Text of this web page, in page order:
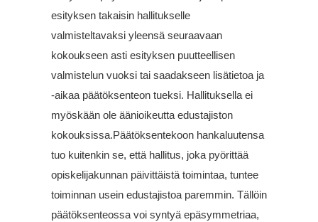
esityksen takaisin hallitukselle
valmisteltavaksi yleensä seuraavaan
kokoukseen asti esityksen puutteellisen
valmistelun vuoksi tai saadakseen lisätietoa ja
-aikaa päätöksenteon tueksi. Hallituksella ei
myöskään ole äänioikeutta edustajiston
kokouksissa.Päätöksentekoon hankaluutensa
tuo kuitenkin se, että hallitus, joka pyörittää
opiskelijakunnan päivittäistä toimintaa, tuntee
toiminnan usein edustajistoa paremmin. Tällöin
päätöksenteossa voi syntyä epäsymmetriaa,